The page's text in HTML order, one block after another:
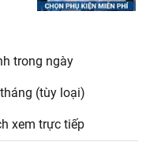
trong ngày
(tùy loại)
xem trực tiếp